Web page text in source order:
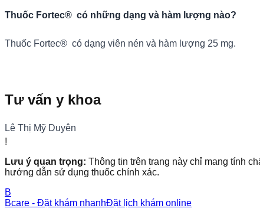
Thuốc Fortec® có những dạng và hàm lượng nào?
Thuốc Fortec® có dạng viên nén và hàm lượng 25 mg.
Tư vấn y khoa
Lê Thị Mỹ Duyên
!
Lưu ý quan trọng: Thông tin trên trang này chỉ mang tính
hướng dẫn sử dụng thuốc chính xác.
B
Bcare - Đặt khám nhanhĐặt lịch khám online